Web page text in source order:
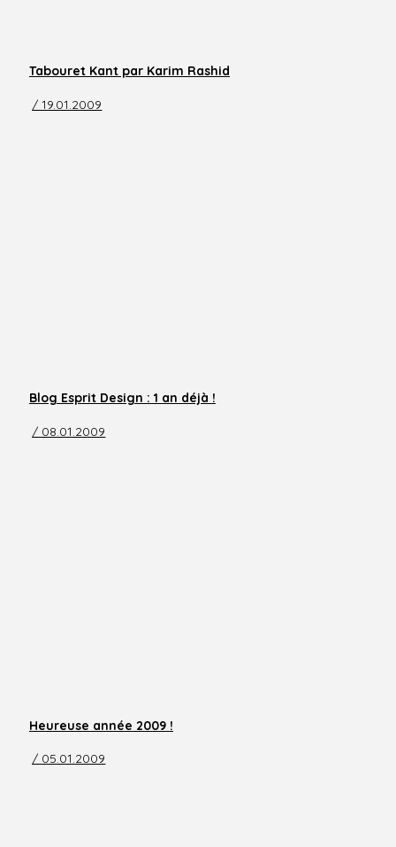
Tabouret Kant par Karim Rashid
/ 19.01.2009
Blog Esprit Design : 1 an déjà !
/ 08.01.2009
Heureuse année 2009 !
/ 05.01.2009